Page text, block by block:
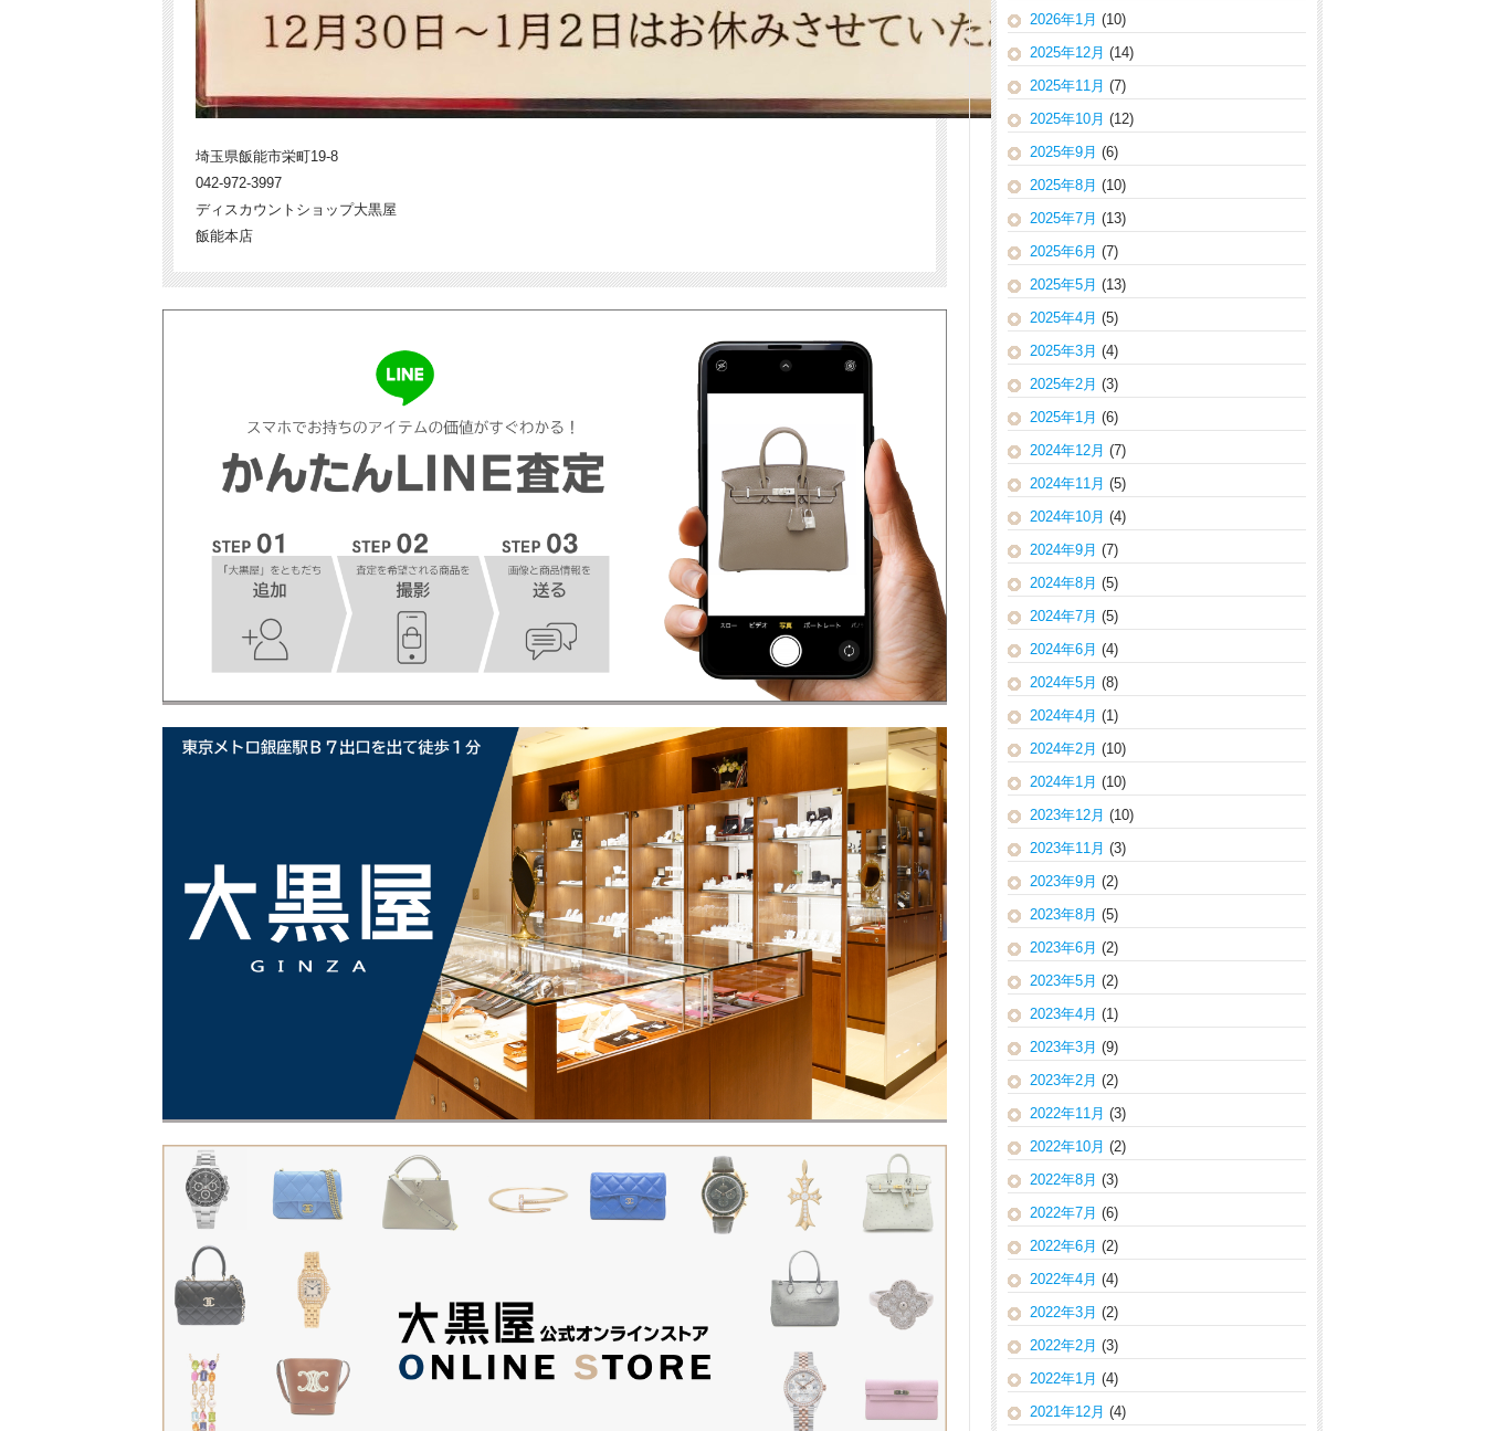
埼玉県飯能市栄町19-8
042-972-3997
ディスカウントショップ大黒屋
飯能本店
2026年1月 (10)
2025年12月 (14)
2025年11月 (7)
2025年10月 (12)
2025年9月 (6)
2025年8月 (10)
2025年7月 (13)
2025年6月 (7)
2025年5月 (13)
2025年4月 (5)
2025年3月 (4)
2025年2月 (3)
2025年1月 (6)
2024年12月 (7)
2024年11月 (5)
2024年10月 (4)
2024年9月 (7)
2024年8月 (5)
2024年7月 (5)
2024年6月 (4)
2024年5月 (8)
2024年4月 (1)
2024年2月 (10)
2024年1月 (10)
2023年12月 (10)
2023年11月 (3)
2023年9月 (2)
2023年8月 (5)
2023年6月 (2)
2023年5月 (2)
2023年4月 (1)
2023年3月 (9)
2023年2月 (2)
2022年11月 (3)
2022年10月 (2)
2022年8月 (3)
2022年7月 (6)
2022年6月 (2)
2022年4月 (4)
2022年3月 (2)
2022年2月 (3)
2022年1月 (4)
2021年12月 (4)